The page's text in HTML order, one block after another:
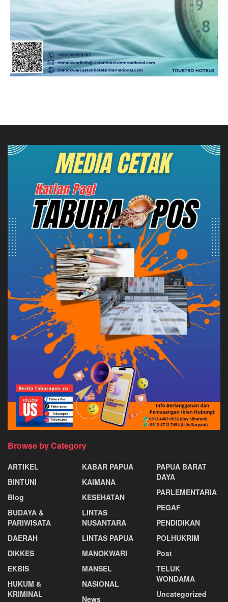
Browse by Category
ARTIKEL
BINTUNI
Blog
BUDAYA &
PARIWISATA
DAERAH
DIKKES
EKBIS
HUKUM &
KRIMINAL
KABAR PAPUA
KAIMANA
KESEHATAN
LINTAS
NUSANTARA
LINTAS PAPUA
MANOKWARI
MANSEL
NASIONAL
News
PAPUA BARAT
DAYA
PARLEMENTARIA
PEGAF
PENDIDIKAN
POLHUKRIM
Post
TELUK
WONDAMA
Uncategorized